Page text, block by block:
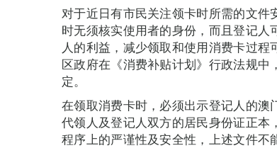
对于近日有市民关注领卡时所需的文件
时无须核实使用者的身份，而且登记
人的利益，减少领取和使用消费卡过
区政府在《消费补贴计划》行政法规
定。
在领取消费卡时，必须出示登记人的
代领人及登记人双方的居民身份证正
程序上的严谨性及安全性，上述文件不